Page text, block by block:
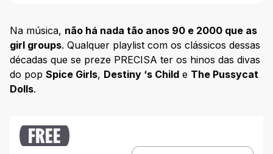
Girl group e girl band: qual a diferença?
Girl Groups brasileiros
Girl Groups do pop internacional
TLC
Spice Girls
Na música, não há nada tão anos 90 e 2000 que as
girl groups. Qualquer playlist com os clássicos dessas
décadas que se preze PRECISA ter os hinos das divas
do pop Spice Girls, Destiny ‘s Child e The Pussycat
Dolls.
FREE